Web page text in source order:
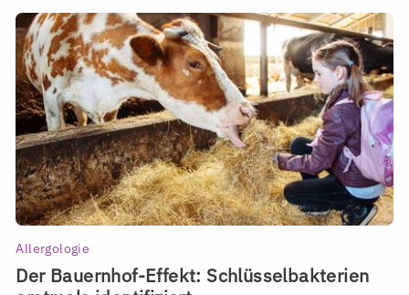
Allergologie
Der Bauernhof-Effekt: Schlüsselbakterien